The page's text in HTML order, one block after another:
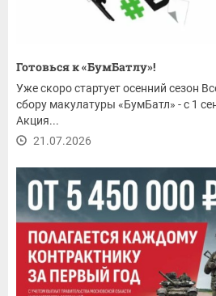
Готовься к «БумБатлу»!
Уже скоро стартует осенний сезон
сбору макулатуры «БумБатл» - с 1
Акция...
21.07.2026